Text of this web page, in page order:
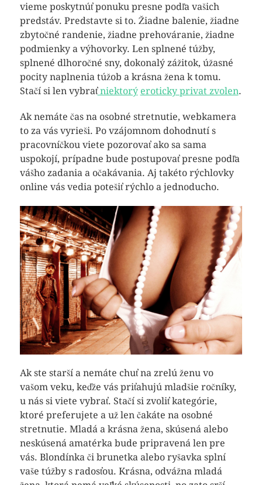
vieme poskytnúť ponuku presne podľa vašich
predstáv. Predstavte si to. Žiadne balenie, žiadne
zbytočné randenie, žiadne prehováranie, žiadne
podmienky a výhovorky. Len splnené túžby,
splnené dlhoročné sny, dokonalý zážitok, úžasné
pocity naplnenia túžob a krásna žena k tomu.
Stačí si len vybraťniektorý eroticky privat zvolen.
Ak nemáte čas na osobné stretnutie, webkamera
to za vás vyrieši. Po vzájomnom dohodnutí s
pracovníčkou viete pozorovať ako sa sama
uspokojí, prípadne bude postupovať presne podľa
vášho zadania a očakávania. Aj takéto rýchlovky
online vás vedia potešiť rýchlo a jednoducho.
Ak ste starší a nemáte chuť na zrelú ženu vo
vašom veku, keďže vás priťahujú mladšie ročníky,
u nás si viete vybrať. Stačí si zvoliť kategórie,
ktoré preferujete a už len čakáte na osobné
stretnutie. Mladá a krásna žena, skúsená alebo
neskúsená amatérka bude pripravená len pre
vás. Blondínka či brunetka alebo ryšavka splní
vaše túžby s radosťou. Krásna, odvážna mladá